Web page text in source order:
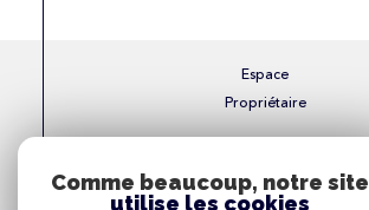
Espace
Propriétaire
Comme beaucoup, notre site
utilise les cookies